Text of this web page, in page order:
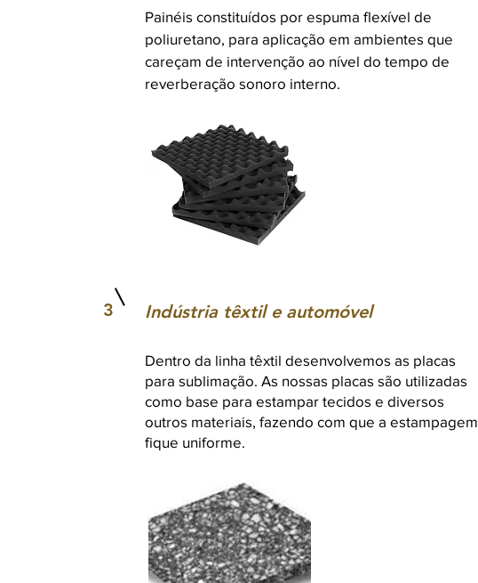
Painéis constituídos por espuma flexível de
poliuretano, para aplicação em ambientes que
careçam de intervenção ao nível do tempo de
reverberação sonoro interno.
3 Indústria têxtil e automóvel
Dentro da linha têxtil desenvolvemos as placas
para sublimação. As nossas placas são utilizadas
como base para estampar tecidos e diversos
outros materiais, fazendo com que a estampagem
fique uniforme.